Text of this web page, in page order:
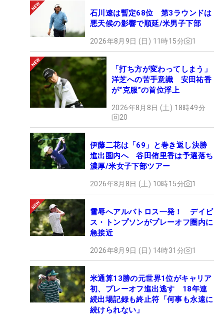
石川遼は暫定68位 第3ラウンドは
悪天候の影響で順延/米男子下部
2026年8月9日 (日) 11時15分 1
「打ち方が変わってしまう」
洋芝への苦手意識 安田祐香
が“克服”の首位浮上
2026年8月8日 (土) 18時49分
20
伊藤二花は「69」と巻き返し決勝
進出圏内へ 谷田侑里香は予選落ち
濃厚/米女子下部ツアー
2026年8月8日 (土) 10時15分 1
雪辱へアルバトロス一発！ デイビ
ス・トンプソンがプレーオフ圏内に
急接近
2026年8月9日 (日) 14時31分 1
米通算13勝の元世界1位がキャリア
初、プレーオフ進出逃す 18年連
続出場記録も終止符「何事も永遠に
続けられない」